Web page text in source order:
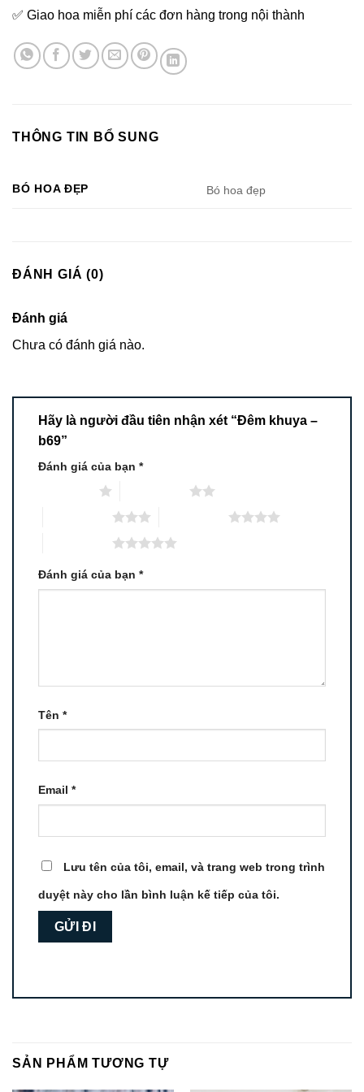
✅ Giao hoa miễn phí các đơn hàng trong nội thành
THÔNG TIN BỔ SUNG
BÓ HOA ĐẸP Bó hoa đẹp
ĐÁNH GIÁ (0)
Đánh giá
Chưa có đánh giá nào.
Hãy là người đầu tiên nhận xét “Đêm khuya –
b69”
Đánh giá của bạn *
Đánh giá của bạn *
Tên *
Email *
Lưu tên của tôi, email, và trang web trong trình
duyệt này cho lần bình luận kế tiếp của tôi.
SẢN PHẨM TƯƠNG TỰ